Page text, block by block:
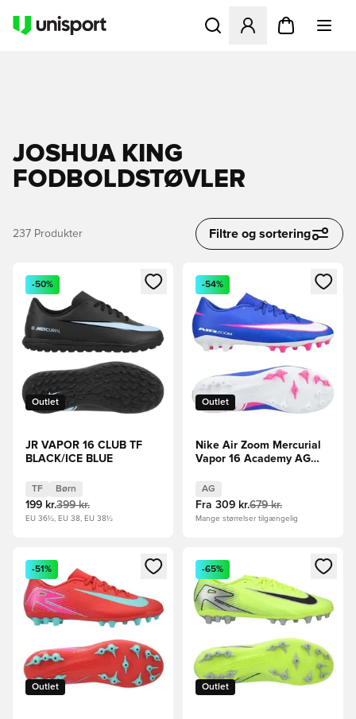
Åbner en Modal til at
JOSHUA KING
FODBOLDSTØVLER
237 Produkter Filtre og sortering
Åbner en Modal til at logge ind eller tilmelde dig som
Outlet
-50%
JR VAPOR 16 CLUB TF
BLACK/ICE BLUE
TF Børn
199 kr.399 kr.
EU 36½, EU 38, EU 38½
Åbner en Modal til at logge
Outlet
-54%
Nike Air Zoom Mercurial
Vapor 16 Academy AG
AG
Fra 309 kr.679 kr.
Mange størrelser tilgængelig
Åbner en Modal til at logge ind eller tilmelde dig som
Outlet
-51%
Åbner en Modal til at logge
Outlet
-65%